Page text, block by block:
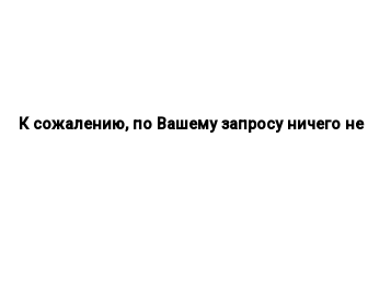
К сожалению, по Вашему запросу ничего